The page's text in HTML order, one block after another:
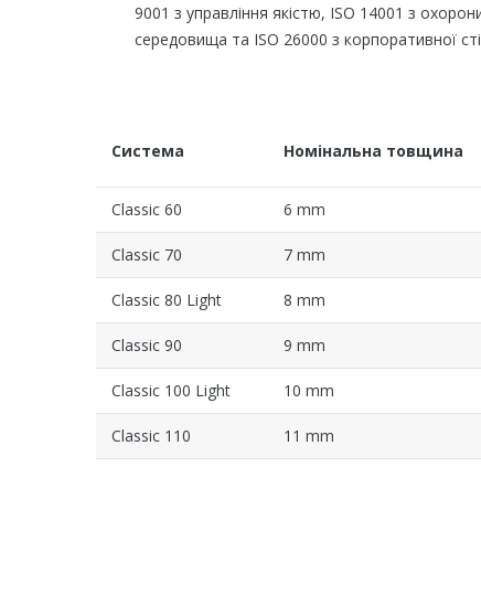
9001 з управління якістю, ISO 14001 з
середовища та ISO 26000 з корпоративної
Система Номінальна товщина
Classic 60 6 mm
Classic 70 7 mm
Classic 80 Light 8 mm
Classic 90 9 mm
Classic 100 Light 10 mm
Classic 110 11 mm